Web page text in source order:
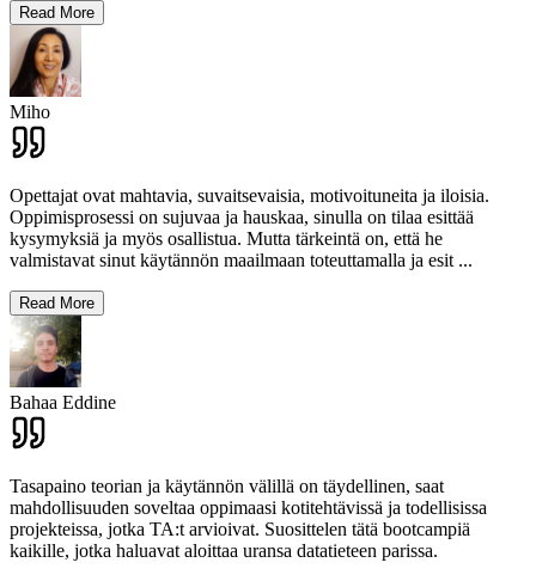
Read More
Miho
Opettajat ovat mahtavia, suvaitsevaisia, motivoituneita ja iloisia.
Oppimisprosessi on sujuvaa ja hauskaa, sinulla on tilaa esittää
kysymyksiä ja myös osallistua. Mutta tärkeintä on, että he
valmistavat sinut käytännön maailmaan toteuttamalla ja esit ...
Read More
Bahaa Eddine
Tasapaino teorian ja käytännön välillä on täydellinen, saat
mahdollisuuden soveltaa oppimaasi kotitehtävissä ja todellisissa
projekteissa, jotka TA:t arvioivat. Suosittelen tätä bootcampiä
kaikille, jotka haluavat aloittaa uransa datatieteen parissa.